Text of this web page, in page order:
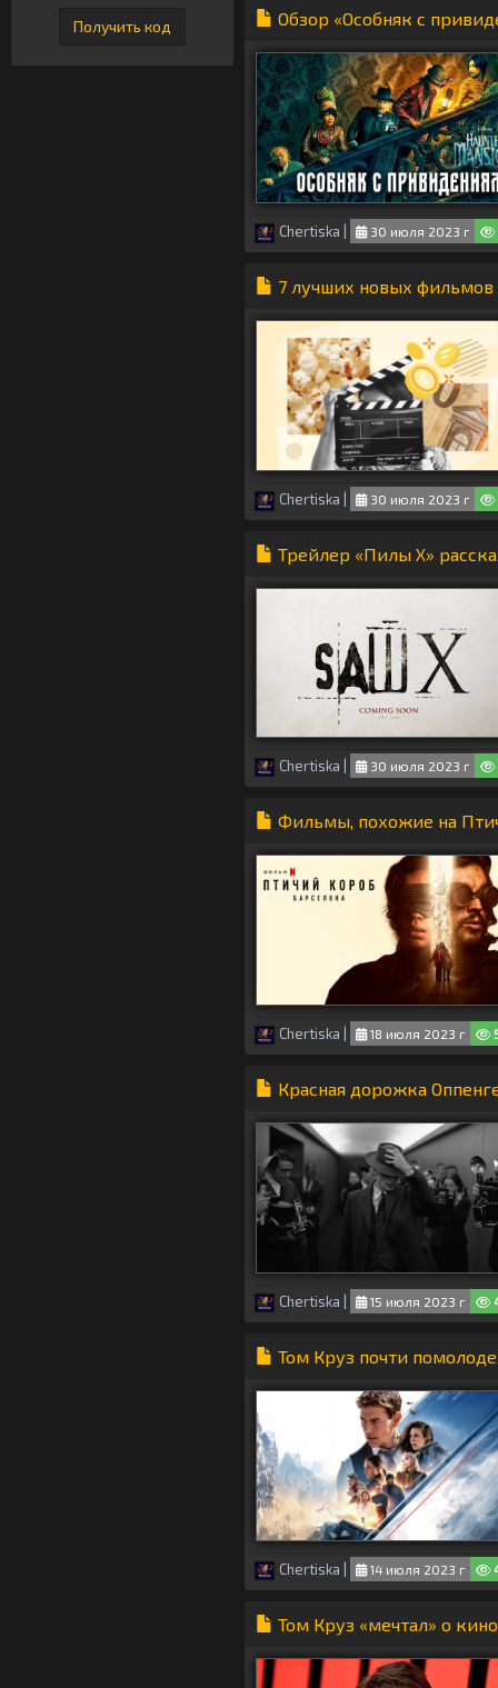
Обзор «Особняк с
Chertiska 30 июля 2023 г
7 лучших новых
Chertiska 30 июля 2023 г
Трейлер «Пилы X»
Chertiska 30 июля 2023 г
Фильмы, похожие на
Chertiska 18 июля 2023 г
Красная дорожка
Chertiska 15 июля 2023 г
Том Круз почти
Chertiska | 14 июля 2023 г
Том Круз «мечтал» о